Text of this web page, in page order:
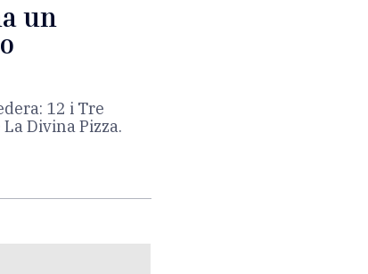
un
12 i Tre
Divina Pizza.